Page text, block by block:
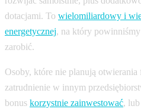
dotacjami. To wielomiliardowy i
energetycznej, na który powinniśmy
zarobić.
Osoby, które nie planują otwierania
zatrudnienie w innym
bonus korzystnie zainwestować,